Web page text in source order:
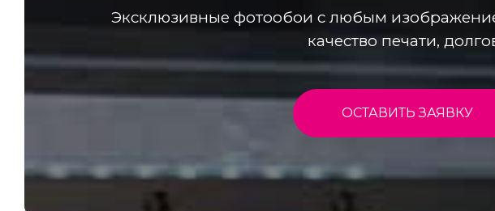
Эксклюзивные фотообои с любым
качество печати,
ОСТАВИТЬ ЗАЯВКУ